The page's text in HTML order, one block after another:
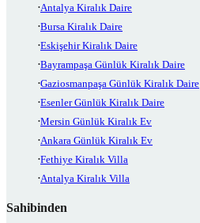
Antalya Kiralık Daire
Bursa Kiralık Daire
Eskişehir Kiralık Daire
Bayrampaşa Günlük Kiralık Daire
Gaziosmanpaşa Günlük Kiralık Daire
Esenler Günlük Kiralık Daire
Mersin Günlük Kiralık Ev
Ankara Günlük Kiralık Ev
Fethiye Kiralık Villa
Antalya Kiralık Villa
Sahibinden